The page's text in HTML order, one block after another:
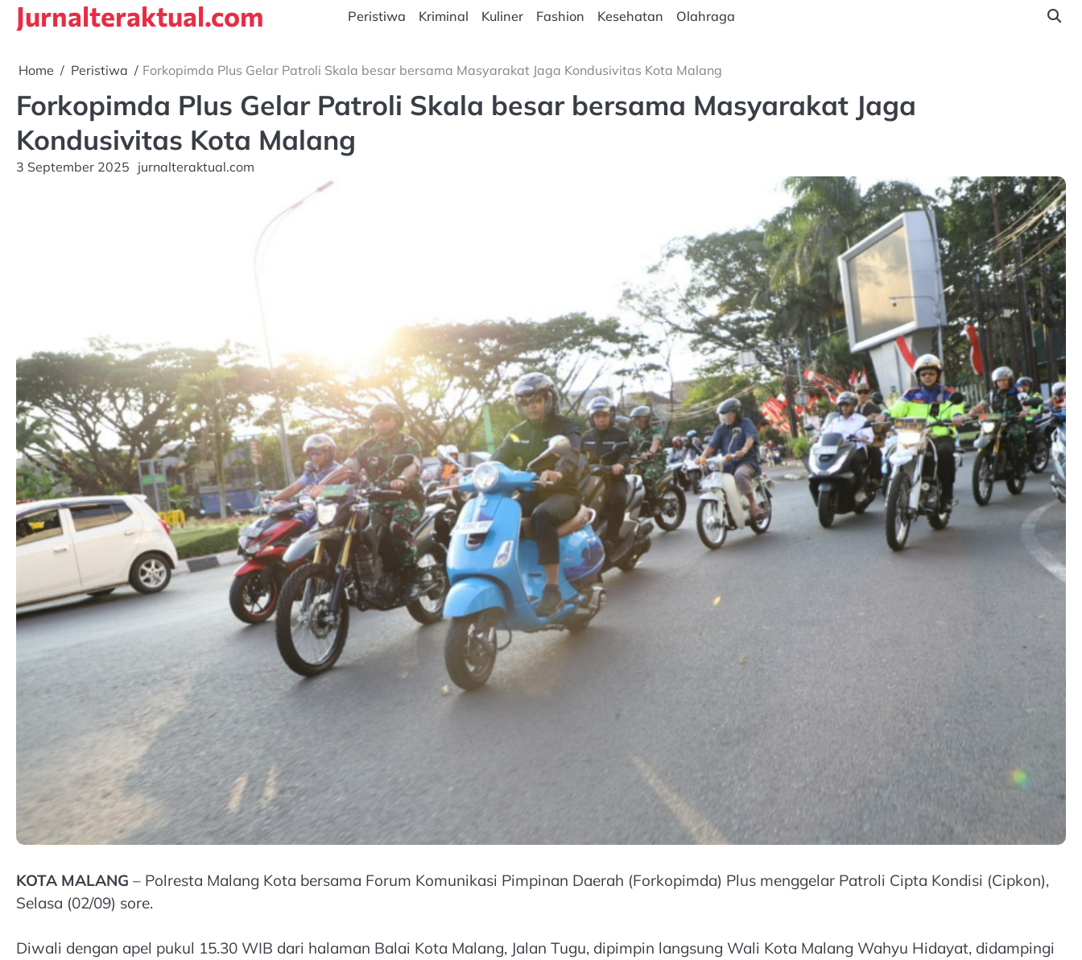
SkipJurnalteraktual.com Peristiwa Kriminal Kuliner Fashion Kesehatan Olahraga
Home Peristiwa Forkopimda Plus Gelar Patroli Skala besar bersama Masyarakat Jaga Kondusivitas Kota Malang
Forkopimda Plus Gelar Patroli Skala besar bersama Masyarakat Jaga
Kondusivitas Kota Malang
3 September 2025 jurnalteraktual.com
KOTA MALANG – Polresta Malang Kota bersama Forum Komunikasi Pimpinan Daerah (Forkopimda) Plus menggelar Patroli Cipta Kondisi (Cipkon),
Selasa (02/09) sore.
Diwali dengan apel pukul 15.30 WIB dari halaman Balai Kota Malang, Jalan Tugu, dipimpin langsung Wali Kota Malang Wahyu Hidayat, didampingi